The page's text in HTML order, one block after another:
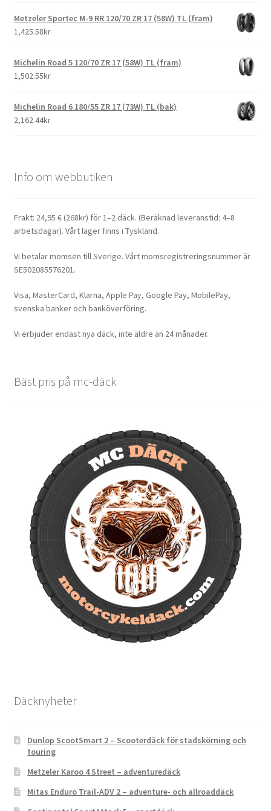
Metzeler Sportec M-9 RR 120/70 ZR 17 (58W) TL (fram)
1,425.58kr
Michelin Road 5 120/70 ZR 17 (58W) TL (fram)
1,502.55kr
Michelin Road 6 180/55 ZR 17 (73W) TL (bak)
2,162.44kr
Info om webbutiken
Frakt: 24,95 € (268kr) för 1–2 däck. (Beräknad leveranstid: 4–8
arbetsdagar). Vårt lager finns i Tyskland.
Vi betalar momsen till Sverige. Vårt momsregistreringsnummer är
SE502085576201.
Visa, MasterCard, Klarna, Apple Pay, Google Pay, MobilePay,
svenska banker och banköverföring.
Vi erbjuder endast nya däck, inte äldre än 24 månader.
Bäst pris på mc-däck
Däcknyheter
Dunlop ScootSmart 2 – Scooterdäck för stadskörning och
touring
Metzeler Karoo 4 Street – adventuredäck
Mitas Enduro Trail-ADV 2 – adventure- och allroaddäck